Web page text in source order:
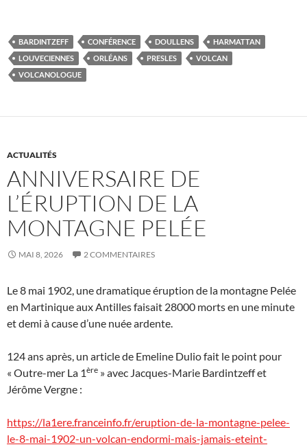
BARDINTZEFF CONFÉRENCE DOULLENS
HARMATTAN
LOUVECIENNES
ORLÉANS PRESLES
VOLCAN
VOLCANOLOGUE
ACTUALITÉS
ANNIVERSAIRE DE
L’ÉRUPTION DE LA
MONTAGNE PELÉE
MAI 8, 2026 2 COMMENTAIRES
Le 8 mai 1902, une dramatique éruption de la montagne Pelée
en Martinique aux Antilles faisait 28000 morts en une minute
et demi à cause d’une nuée ardente.
124 ans après, un article de Emeline Dulio fait le point pour
« Outre-mer La 1ère » avec Jacques-Marie Bardintzeff et
Jérôme Vergne :
https://la1ere.franceinfo.fr/eruption-de-la-montagne-pelee-
le-8-mai-1902-un-volcan-endormi-mais-jamais-eteint-